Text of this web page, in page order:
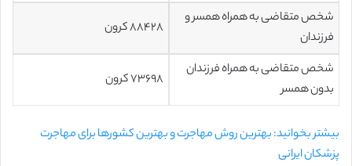
شخص متقاضی به همراه همسر و
فرزندان
۸۸۴۲۸ کرون
شخص متقاضی به همراه فرزندان
بدون همسر
۷۳۶۹۸ کرون
بیشتر بخوانید: بهترین روش مهاجرت و بهترین کشورها برای مهاجرت
پزشکان ایرانی